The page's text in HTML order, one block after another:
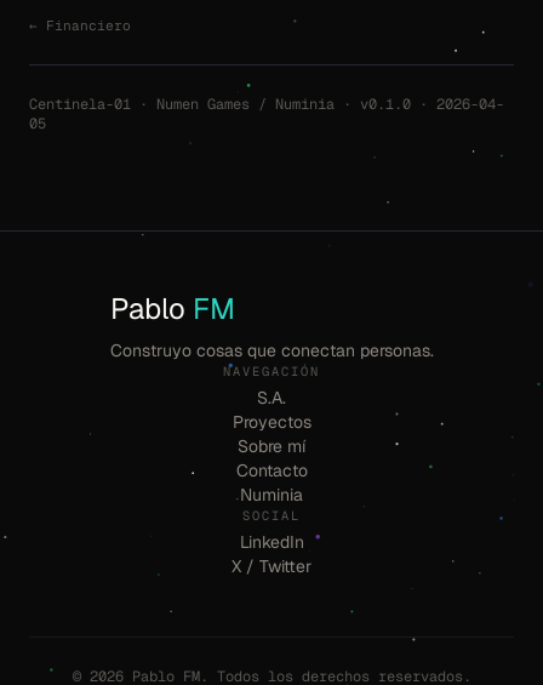
← Financiero
Centinela-01 · Numen Games / Numinia · v0.1.0 · 2026-04-
05
Pablo FM
Construyo cosas que conectan personas.
NAVEGACIÓN
S.A.
Proyectos
Sobre mí
Contacto
Numinia
SOCIAL
LinkedIn
X / Twitter
© 2026 Pablo FM. Todos los derechos reservados.